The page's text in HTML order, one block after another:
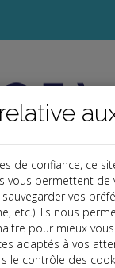
de confiance, ce
vous permettent de
vos
etc.). Ils nous
pour mieux
adaptés à vos
le contrôle des